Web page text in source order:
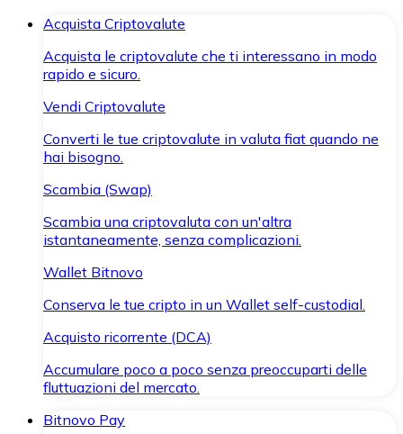
Acquista Criptovalute
Acquista le criptovalute che ti interessano in modo
rapido e sicuro.
Vendi Criptovalute
Converti le tue criptovalute in valuta fiat quando ne
hai bisogno.
Scambia (Swap)
Scambia una criptovaluta con un'altra
istantaneamente, senza complicazioni.
Wallet Bitnovo
Conserva le tue cripto in un Wallet self-custodial.
Acquisto ricorrente (DCA)
Accumulare poco a poco senza preoccuparti delle
fluttuazioni del mercato.
Bitnovo Pay